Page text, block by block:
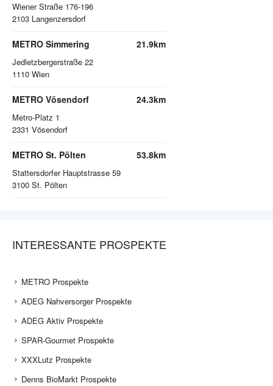
Wiener Straße 176-196
2103 Langenzersdorf
METRO Simmering
Jedletzbergerstraße 22
1110 Wien
21.9km
METRO Vösendorf
Metro-Platz 1
2331 Vösendorf
24.3km
METRO St. Pölten
Stattersdorfer Hauptstrasse 59
3100 St. Pölten
53.8km
INTERESSANTE PROSPEKTE
METRO Prospekte
ADEG Nahversorger Prospekte
ADEG Aktiv Prospekte
SPAR-Gourmet Prospekte
XXXLutz Prospekte
Denns BioMarkt Prospekte